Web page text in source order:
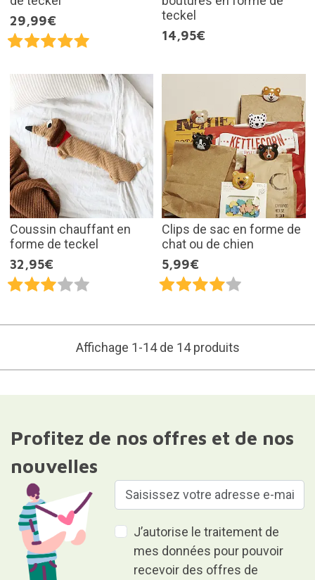
29,99€
teckel
14,95€
Coussin chauffant en
forme de teckel
32,95€
Clips de sac en forme de
chat ou de chien
5,99€
Affichage 1-14 de 14 produits
Profitez de nos offres et de nos
nouvelles
J’autorise le traitement de
mes données pour pouvoir
recevoir des offres de